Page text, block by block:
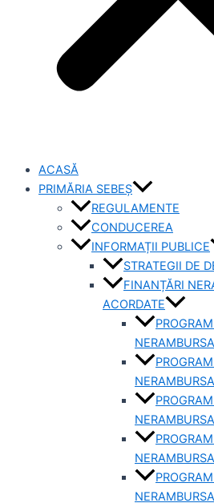
ACASĂ
PRIMĂRIA SEBEȘ
REGULAMENTE
CONDUCEREA
INFORMAȚII PUBLICE
STRATEGII DE
FINANȚĂRI
ACORDATE